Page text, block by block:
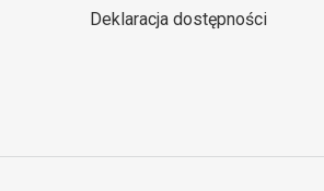
Deklaracja dostępności